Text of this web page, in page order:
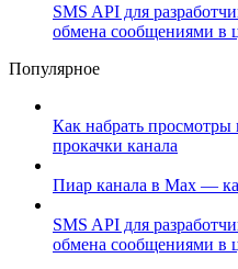
SMS API для
обмена сообщениями в
Популярное
Как набрать просмотры
прокачки канала
Пиар канала в Max —
SMS API для
обмена сообщениями в